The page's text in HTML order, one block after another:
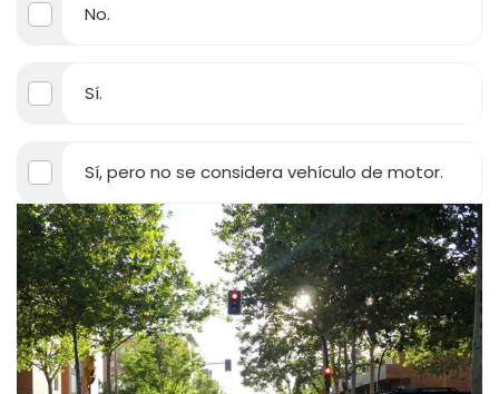
No.
Sí.
Sí, pero no se considera vehículo de motor.